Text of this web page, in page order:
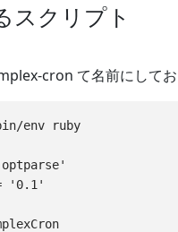
スクリプト
cron て名前にしてお
env ruby
'0.1'